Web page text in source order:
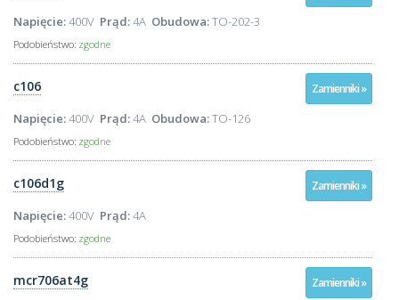
Napięcie:400V Prąd:4A Obudowa:TO-202-3
Podobieństwo: zgodne
Zamienniki »
c106
Napięcie:400V Prąd:4A Obudowa:TO-126
Podobieństwo: zgodne
Zamienniki »
c106d1g
Napięcie:400V Prąd:4A
Podobieństwo: zgodne
Zamienniki »
mcr706at4g